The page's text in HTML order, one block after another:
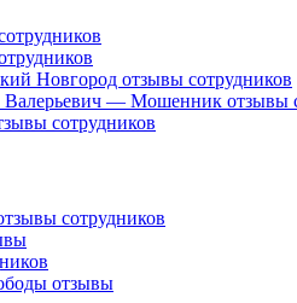
Новгород отзывы сотрудников
Валерьевич — Мошенник отзывы
сотрудников
сотрудников
отзывы